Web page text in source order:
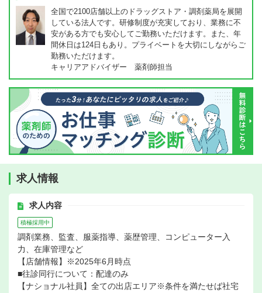
全国で2100店舗以上のドラッグストア・調剤薬局を展開
している法人です。研修制度が充実しており、業務に不
安がある方でも安心してご勤務いただけます。また、年
間休日は124日もあり。プライベートを大切にしながらご
勤務いただけます。
キャリアアドバイザー 薬剤師担当
求人情報
求人内容
積極採用中
調剤業務、監査、服薬指導、薬歴管理、コンピューター入
力、在庫管理など
【店舗情報】※2025年6月時点
■往診同行について：配達のみ
【ナショナル社員】全ての出店エリア※条件を満たせば社宅